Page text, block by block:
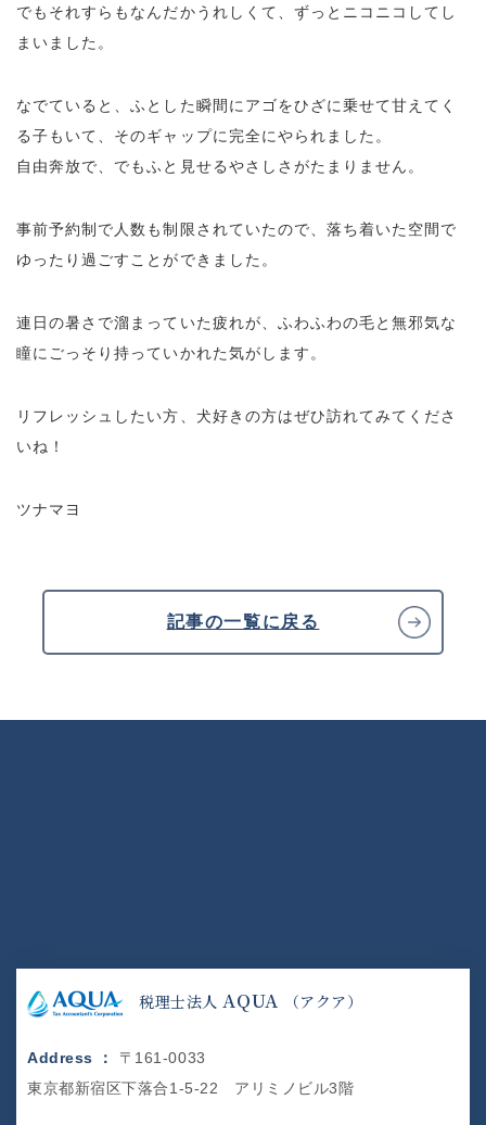
でもそれすらもなんだかうれしくて、ずっとニコニコしてし
まいました。
なでていると、ふとした瞬間にアゴをひざに乗せて甘えてく
る子もいて、そのギャップに完全にやられました。
自由奔放で、でもふと見せるやさしさがたまりません。
事前予約制で人数も制限されていたので、落ち着いた空間で
ゆったり過ごすことができました。
連日の暑さで溜まっていた疲れが、ふわふわの毛と無邪気な
瞳にごっそり持っていかれた気がします。
リフレッシュしたい方、犬好きの方はぜひ訪れてみてくださ
いね！
ツナマヨ
記事の一覧に戻る
税理士法人 AQUA （アクア）
Address ： 〒161-0033
東京都新宿区下落合1-5-22 アリミノビル3階